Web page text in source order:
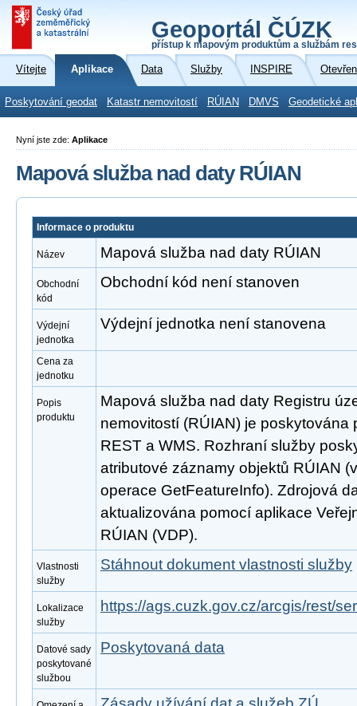
Geoportál ČÚZK
přístup k mapovým produktům a službám
Vítejte Aplikace Data Služby INSPIRE
Poskytování geodat Katastr nemovitostí RÚIAN DMVS Geodetické
Nyní jste zde: Aplikace
Mapová služba nad daty RÚIAN
Informace o produktu
Název Mapová služba nad daty RÚIAN
Obchodní
kód
Obchodní kód není stanoven
Výdejní
jednotka
Výdejní jednotka není stanovena
Cena za
jednotku
Popis
produktu
Mapová služba nad daty Registru
nemovitostí (RÚIAN) je poskytována
REST a WMS. Rozhraní služby
atributové záznamy objektů RÚIAN
operace GetFeatureInfo). Zdrojová
aktualizována pomocí aplikace
RÚIAN (VDP).
Vlastnosti
služby
Stáhnout dokument vlastnosti služby
Lokalizace
služby
https://ags.cuzk.gov.cz/arcgis/rest/
Datové sady
poskytované
službou
Poskytovaná data